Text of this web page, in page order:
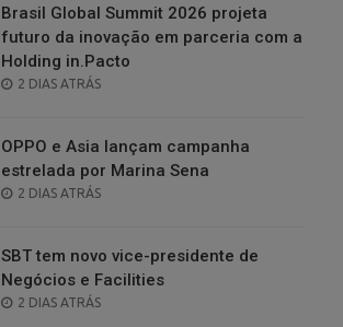
Brasil Global Summit 2026 projeta
futuro da inovação em parceria com a
Holding in.Pacto
POSTED
2 DIAS ATRÁS
OPPO e Asia lançam campanha
estrelada por Marina Sena
POSTED
2 DIAS ATRÁS
SBT tem novo vice-presidente de
Negócios e Facilities
POSTED
2 DIAS ATRÁS